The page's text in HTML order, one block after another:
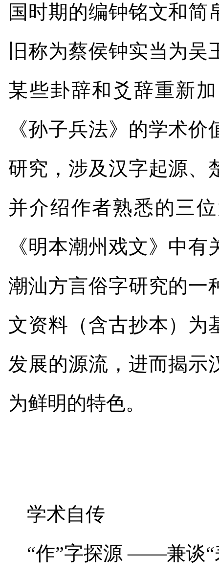
国时期的编钟铭文和简
旧称为蔡侯钟实当为
某些卦辞和爻辞重新
《孙子兵法》的学术
研究，涉及汉字起源、
并介绍作者熟悉的三
《明本潮州戏文》中
潮汕方言俗字研究的一
文资料（含古抄本）为
发展的源流，进而揭示
为鲜明的特色。
学术自传
“作”字探源 ——兼谈“